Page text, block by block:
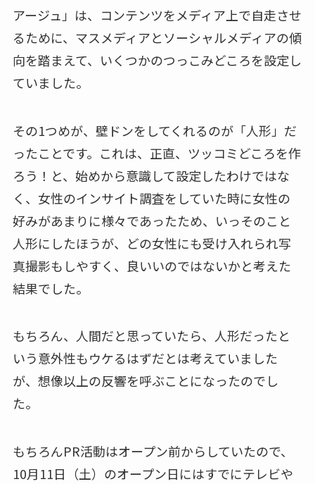
アージュ」は、コンテンツをメディア上で自走させ
るために、マスメディアとソーシャルメディアの傾
向を踏まえて、いくつかのつっこみどころを設定し
ていました。
その1つめが、壁ドンをしてくれるのが「人形」だ
ったことです。これは、正直、ツッコミどころを作
ろう！と、始めから意識して設定したわけではな
く、女性のインサイト調査をしていた時に女性の
好みがあまりに様々であったため、いっそのこと
人形にしたほうが、どの女性にも受け入れられ写
真撮影もしやすく、良いいのではないかと考えた
結果でした。
もちろん、人間だと思っていたら、人形だったと
いう意外性もウケるはずだとは考えていました
が、想像以上の反響を呼ぶことになったのでし
た。
もちろんPR活動はオープン前からしていたので、
10月11日（土）のオープン日にはすでにテレビや